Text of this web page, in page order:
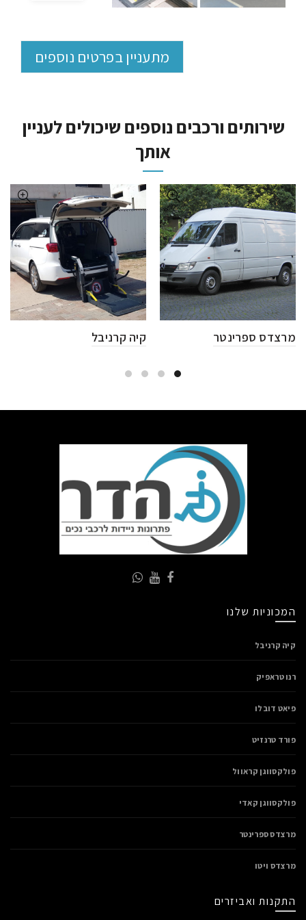
מתעניין בפרטים נוספים
שירותים ורכבים נוספים שיכולים לעניין
אותך
מרצדס ספרינטר קיה קרניבל
המכוניות שלנו
קיה קרניבל
רנו טראפיק
פיאט דובלו
פורד טרנזיט
פולקסווגן קראוול
פולקסווגן קאדי
מרצדס ספרינטר
מרצדס ויטו
התקנות ואביזרים